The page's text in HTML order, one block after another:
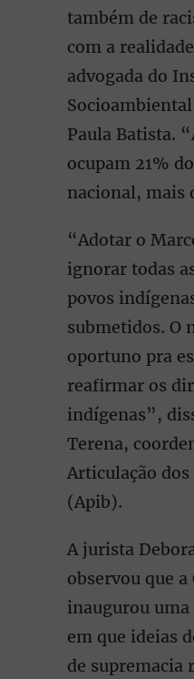
também de
com a
advogada do
Paula Batista.
ocupam 21%
nacional, mais
“Adotar o
ignorar todas
povos
submetidos. O
oportuno pra
reafirmar os
indígenas”,
Terena,
Articulação
(Apib).
A jurista
observou que
inaugurou
em que ideias
de supremacia